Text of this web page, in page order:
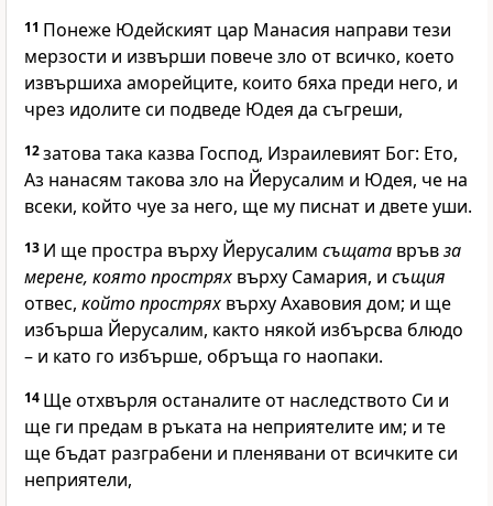
11 Понеже Юдейският цар Манасия направи тези
мерзости и извърши повече зло от всичко, което
извършиха аморейците, които бяха преди него, и
чрез идолите си подведе Юдея да съгреши,
12затова така казва Господ, Израилевият Бог: Ето,
Аз нанасям такова зло на Йерусалим и Юдея, че на
всеки, който чуе за него, ще му писнат и двете уши.
13 И ще простра върху Йерусалим същата връвза
мерене, която прострях върху Самария, и същия
отвес, който прострях върху Ахавовия дом; и ще
избърша Йерусалим, както някой избърсва блюдо
– и като го избърше, обръща го наопаки.
14 Ще отхвърля останалите от наследството Си и
ще ги предам в ръката на неприятелите им; и те
ще бъдат разграбени и пленявани от всичките си
неприятели,